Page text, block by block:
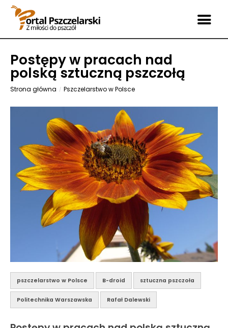
Postępy w pracach nad
polską sztuczną pszczołą
Strona główna Pszczelarstwo w Polsce
pszczelarstwo w Polsce B-droid sztuczna pszczoła
Politechnika Warszawska Rafał Dalewski